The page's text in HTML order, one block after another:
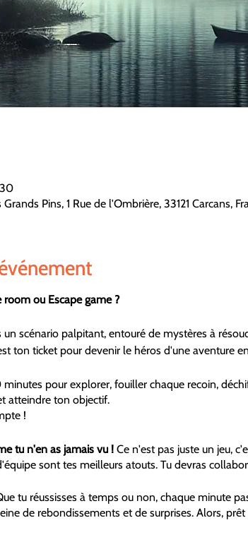
Pins, 1 Rue de l'Ombrière, 33121 Carcans,
ou Escape game ?
scénario palpitant, entouré de mystères à
ton ticket pour devenir le héros d'une aventure
pour explorer, fouiller chaque recoin,
atteindre ton objectif.
!
tu n'en as jamais vu ! Ce n'est pas juste un jeu,
sont tes meilleurs atouts. Tu devras
tu réussisses à temps ou non, chaque minute
de rebondissements et de surprises. Alors,